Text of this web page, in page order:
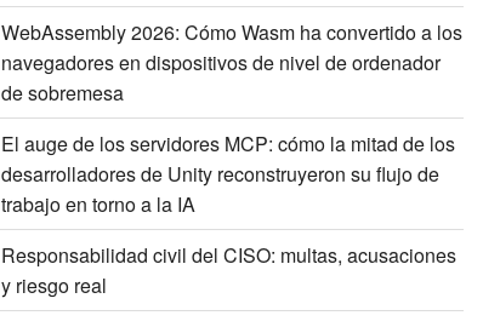
WebAssembly 2026: Cómo Wasm ha convertido a los
navegadores en dispositivos de nivel de ordenador
de sobremesa
El auge de los servidores MCP: cómo la mitad de los
desarrolladores de Unity reconstruyeron su flujo de
trabajo en torno a la IA
Responsabilidad civil del CISO: multas, acusaciones
y riesgo real